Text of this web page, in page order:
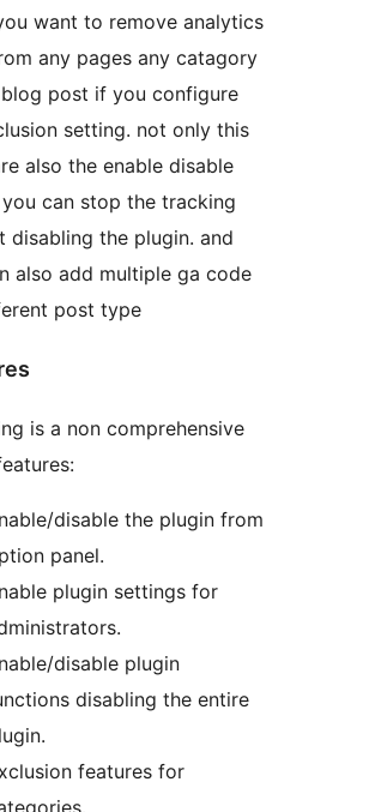
want to remove analytics
any pages any catagory
post if you configure
setting. not only this
also the enable disable
can stop the tracking
disabling the plugin. and
also add multiple ga code
post type
is a non comprehensive
disable the plugin from
panel.
plugin settings for
disable plugin
disabling the entire
features for